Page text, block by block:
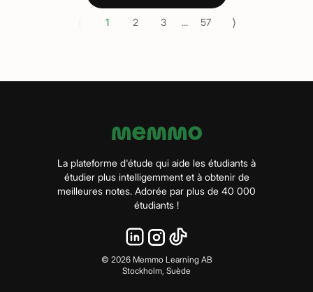
1 2 3 ... 57 ⟩
La plateforme d'étude qui aide les étudiants à
étudier plus intelligemment et à obtenir de
meilleures notes. Adorée par plus de 40 000
étudiants !
© 2026Memmo Learning AB
Stockholm, Suède